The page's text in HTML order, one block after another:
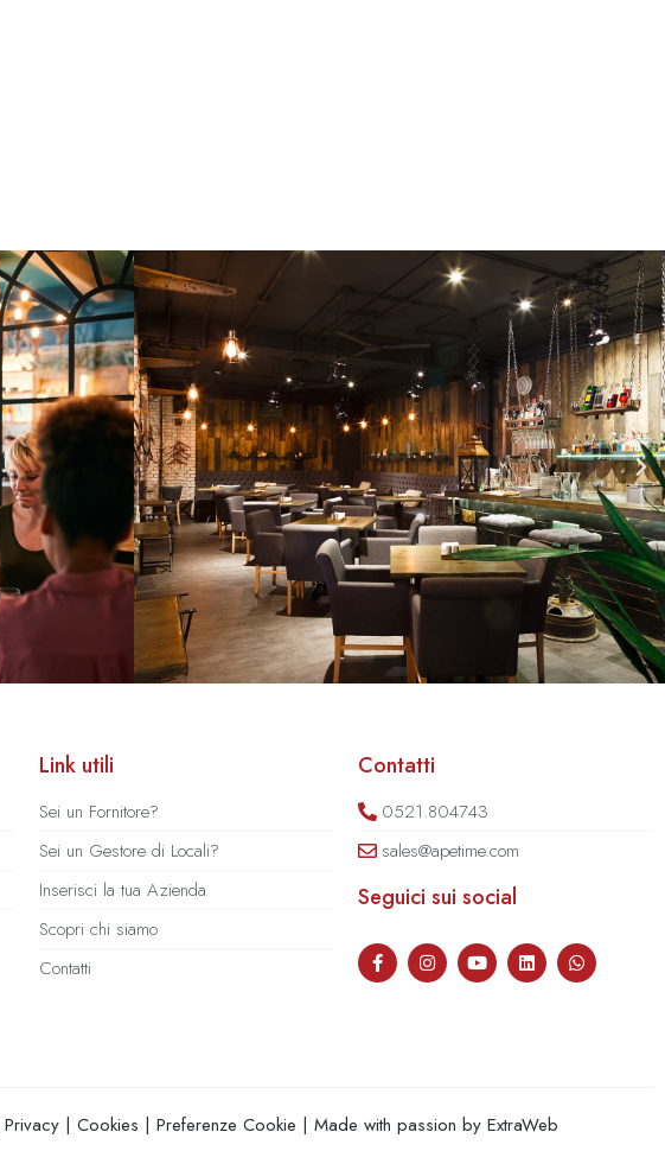
Link utili
Sei un Fornitore?
Sei un Gestore di Locali?
Inserisci la tua Azienda
Scopri chi siamo
Contatti
Contatti
0521.804743
sales@apetime.com
Seguici sui social
Privacy | Cookies | Preferenze Cookie | Made with passion by ExtraWeb